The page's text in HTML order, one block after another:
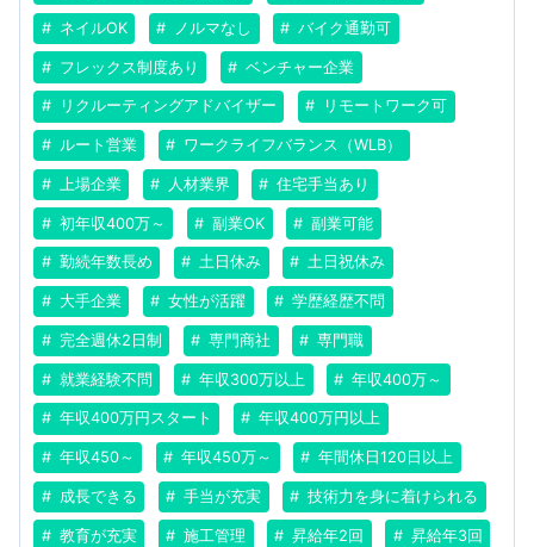
ネイルOK ノルマなし バイク通勤可
フレックス制度あり ベンチャー企業
リクルーティングアドバイザー リモートワーク可
ルート営業 ワークライフバランス（WLB）
上場企業 人材業界 住宅手当あり
初年収400万～ 副業OK 副業可能
勤続年数長め 土日休み 土日祝休み
大手企業 女性が活躍 学歴経歴不問
完全週休2日制 専門商社 専門職
就業経験不問 年収300万以上 年収400万～
年収400万円スタート 年収400万円以上
年収450～ 年収450万～ 年間休日120日以上
成長できる 手当が充実 技術力を身に着けられる
教育が充実 施工管理 昇給年2回 昇給年3回